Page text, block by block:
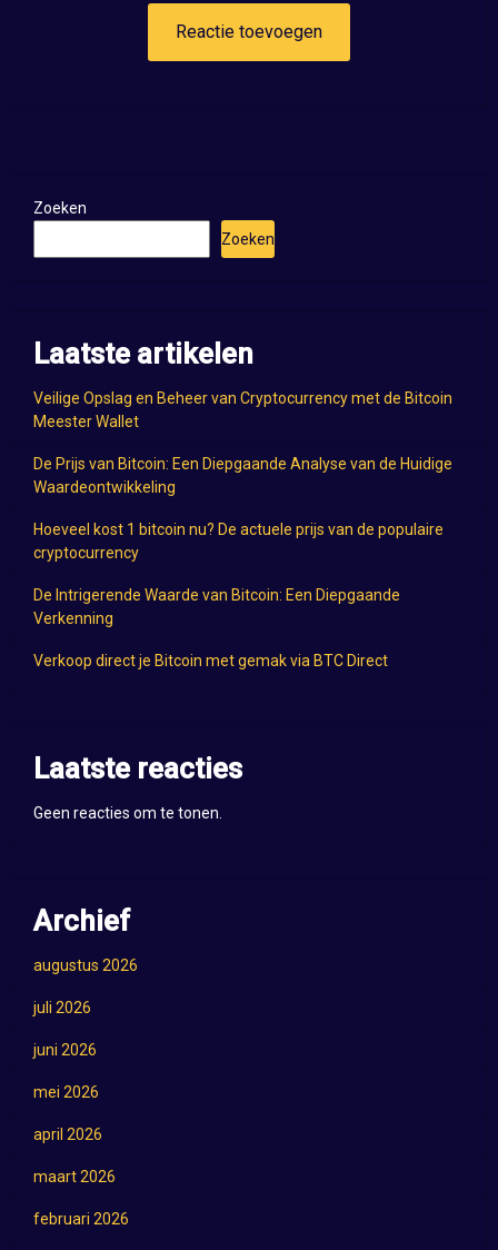
Zoeken
Zoeken
Laatste artikelen
Veilige Opslag en Beheer van Cryptocurrency met de Bitcoin
Meester Wallet
De Prijs van Bitcoin: Een Diepgaande Analyse van de Huidige
Waardeontwikkeling
Hoeveel kost 1 bitcoin nu? De actuele prijs van de populaire
cryptocurrency
De Intrigerende Waarde van Bitcoin: Een Diepgaande
Verkenning
Verkoop direct je Bitcoin met gemak via BTC Direct
Laatste reacties
Geen reacties om te tonen.
Archief
augustus 2026
juli 2026
juni 2026
mei 2026
april 2026
maart 2026
februari 2026